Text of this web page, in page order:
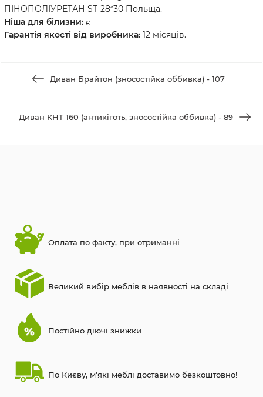
ПІНОПОЛІУРЕТАН ST-28*30 Польща.
Ніша для білизни: є
Гарантія якості від виробника: 12 місяців.
Диван Брайтон (зносостійка оббивка) - 107
Диван КНТ 160 (антикіготь, зносостійка оббивка) - 89
Оплата по факту, при отриманні
Великий вибір меблів в наявності на складі
Постійно діючі знижки
По Києву, м'які меблі доставимо безкоштовно!